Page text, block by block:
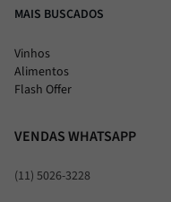
MAIS BUSCADOS
Vinhos
Alimentos
Flash Offer
VENDAS WHATSAPP
(11) 5026-3228